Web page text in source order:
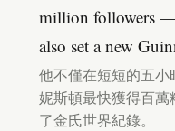
million followers
also set a new
他不僅在短短的五小
妮斯頓最快獲得百
了金氏世界紀錄。